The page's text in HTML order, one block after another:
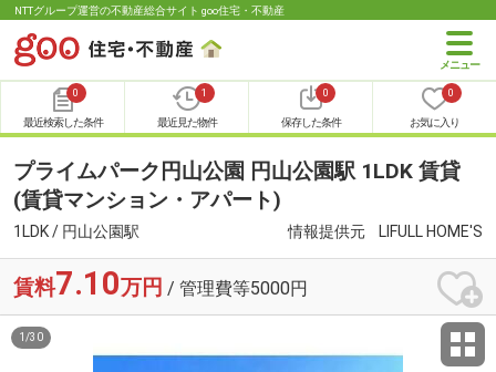
NTTグループ運営の不動産総合サイト goo住宅・不動産
0
最近検索した条件
1
最近見た物件
0
保存した条件
0
お気に入り
プライムパーク円山公園 円山公園駅 1LDK 賃貸
(賃貸マンション・アパート)
1LDK / 円山公園駅 情報提供元 LIFULL HOME'S
賃料7.10万円 / 管理費等5000円
1 /30